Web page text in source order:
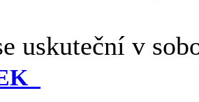
uskuteční v